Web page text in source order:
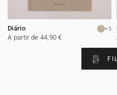
Diário +5
A partir de 44,90 €